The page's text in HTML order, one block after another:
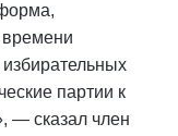
партии к
— сказал член